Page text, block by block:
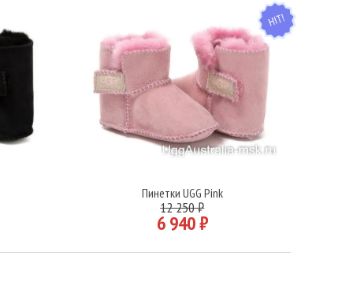
HIT
Подробнее
Пинетки UGG Pink
12 250 ₽
6 940 ₽